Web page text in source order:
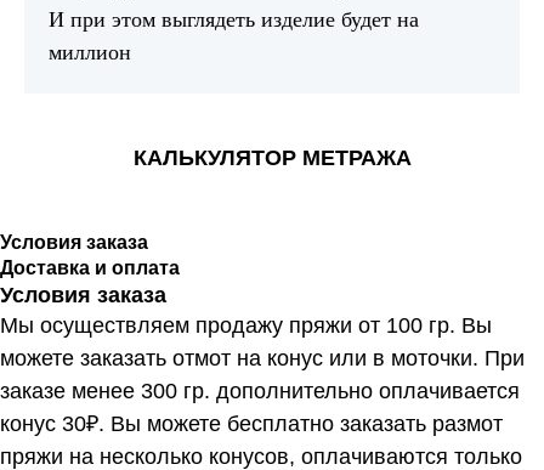
И при этом выглядеть изделие будет на
миллион
КАЛЬКУЛЯТОР МЕТРАЖА
Условия заказа
Доставка и оплата
Условия заказа
Мы осуществляем продажу пряжи от 100 гр. Вы
можете заказать отмот на конус или в моточки. При
заказе менее 300 гр. дополнительно оплачивается
конус 30₽. Вы можете бесплатно заказать размот
пряжи на несколько конусов, оплачиваются только